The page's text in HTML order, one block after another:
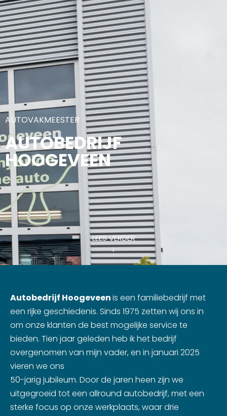
AUTOVAKMEESTER
AUTOBEDRIJF
HOOGEVEEN
LEES VERDER
↓
Autobedrijf Hoogeveenis een familiebedrijf met
een rijke geschiedenis. Sinds 1975 zetten wij ons in
om onze klanten de best mogelijke service te
bieden. Tien jaar geleden heb ik het bedrijf
overgenomen van mijn vader, en in januari 2025
vieren we ons
50-jarig jubileum. Door de jaren heen zijn we
uitgegroeid tot een allround autobedrijf, met een
sterke focus op onze werkplaats, waar drie